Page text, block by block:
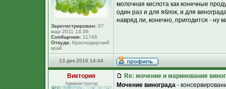
Зарегистрирован: 07
мар 2011 14:36
Сообщения: 11746
Откуда: Краснодарский
край
молочная кислота как конечные
один раз и для яблок, и для
навряд ли, конечно, пригодится - ну
13 дек 2016 14:44
Виктория
Администратор
Re: мочение и маринование
Мочение винограда -